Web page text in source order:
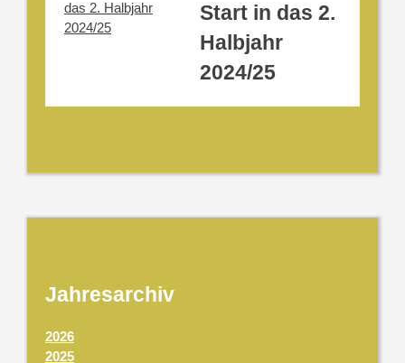
Start in das 2.
Halbjahr
2024/25
Jahresarchiv
2026
2025